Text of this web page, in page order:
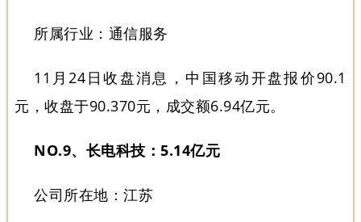
所属行业：通信服务
11月24日收盘消息，中国移动开盘报价90.1
元，收盘于90.370元，成交额6.94亿元。
NO.9、长电科技：5.14亿元
公司所在地：江苏